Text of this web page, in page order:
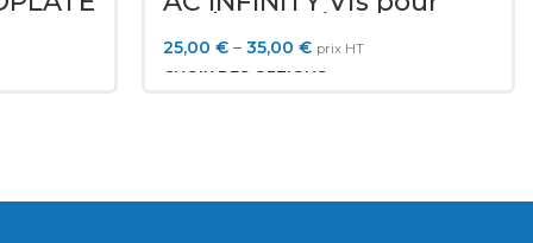
Racks en acier au
carbone: jeu de 50
pièces
25,00€ –35,00€ prix HT
CHOIX DES OPTIONS